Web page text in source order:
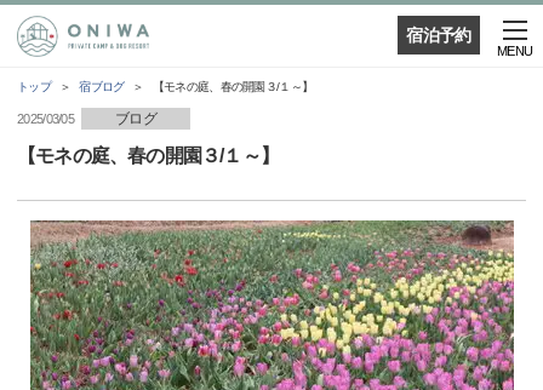
宿泊予約
MENU
トップ 宿ブログ 【モネの庭、春の開園３/１～】
2025/03/05 ブログ
【モネの庭、春の開園３/１～】